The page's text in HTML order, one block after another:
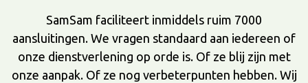
SamSam faciliteert inmiddels ruim 7000
aansluitingen. We vragen standaard aan iedereen of
onze dienstverlening op orde is. Of ze blij zijn met
onze aanpak. Of ze nog verbeterpunten hebben. Wij